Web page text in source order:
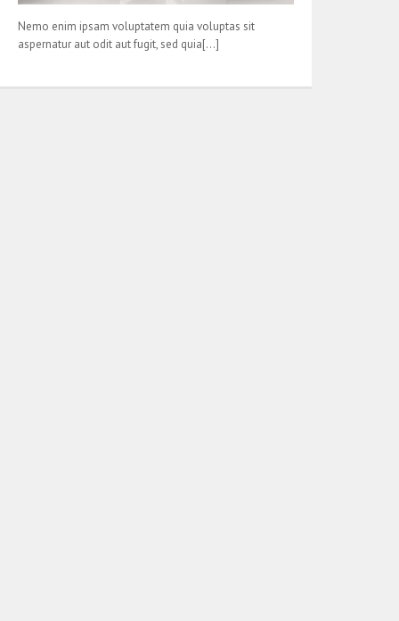
Nemo enim ipsam voluptatem quia voluptas sit
aspernatur aut odit aut fugit, sed quia[…]